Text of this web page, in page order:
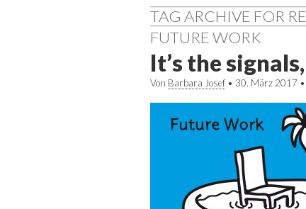
TAG ARCHIVE FOR
FUTURE WORK
It’s the
Von Barbara Josef • 30. März 2017 •